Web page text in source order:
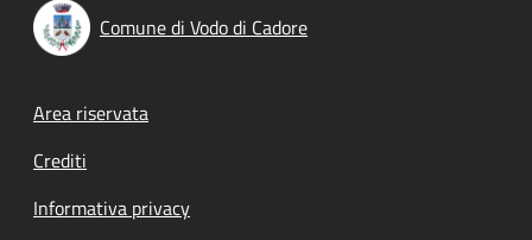
Comune di Vodo di Cadore
Footer menu
Area riservata
Crediti
Informativa privacy